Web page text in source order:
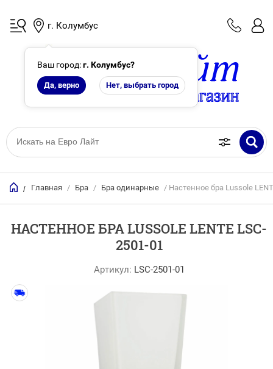
г. Колумбус
Ваш город:г. Колумбус?
Да, верно Нет, выбрать город
/ Главная / Бра / Бра одинарные / Настенное бра Lussole
НАСТЕННОЕ БРА LUSSOLE LENTE LSC-
2501-01
Артикул: LSC-2501-01